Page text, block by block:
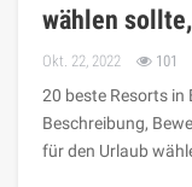
wählen
Okt. 22, 2022 101
20 beste Resorts in
Beschreibung,
für den Urlaub